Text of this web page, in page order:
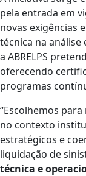
pela entrada em
novas exigências
técnica na análise
a ABRELPS
oferecendo
programas
“Escolhemos
no contexto
estratégicos e
liquidação de
técnica e